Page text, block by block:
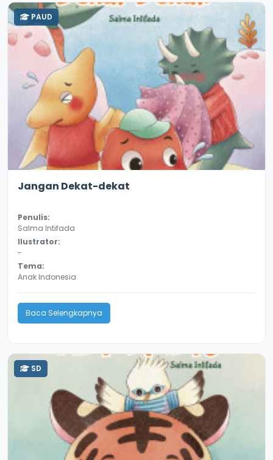
PAUD
Jangan Dekat-dekat
Penulis:
Salma Intifada
Ilustrator:
-
Tema:
Anak Indonesia
Baca Selengkapnya
SD